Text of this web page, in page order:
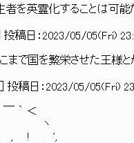
者を英霊化することは可能
] 投稿日： 2023/05/05(Fri)
で国を繁栄させた王様と
] 投稿日： 2023/05/05(Fri)
',